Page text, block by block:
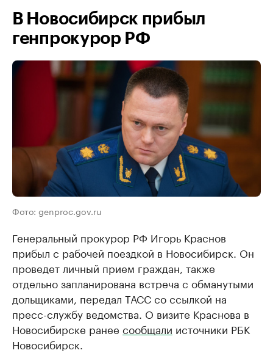
В Новосибирск прибыл
генпрокурор РФ
Фото: genproc.gov.ru
Генеральный прокурор РФ Игорь Краснов
прибыл с рабочей поездкой в Новосибирск. Он
проведет личный прием граждан, также
отдельно запланирована встреча с обманутыми
дольщиками, передал ТАСС со ссылкой на
пресс-службу ведомства. О визите Краснова в
Новосибирске ранее сообщали источники РБК
Новосибирск.